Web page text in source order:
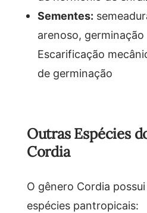
Sementes:
arenoso, germinação
Escarificação
de germinação
Outras Espécies
Cordia
O gênero Cordia
espécies pantropicais: